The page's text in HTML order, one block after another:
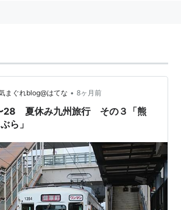
まぐれblog@はてな • 8ヶ月前
夏休み九州旅行 その３「熊
ら」